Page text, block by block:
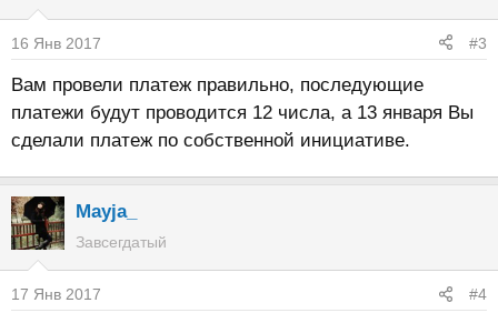
16 Янв 2017 #3
Вам провели платеж правильно, последующие
платежи будут проводится 12 числа, а 13 января Вы
сделали платеж по собственной инициативе.
Mayja_
Завсегдатый
17 Янв 2017 #4